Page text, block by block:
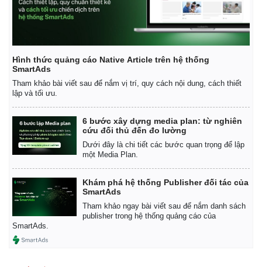
Hình thức quảng cáo Native Article trên hệ thống
SmartAds
Tham khảo bài viết sau để nắm vị trí, quy cách nội dung, cách thiết
lập và tối ưu.
6 bước xây dựng media plan: từ nghiên
cứu đối thủ đến đo lường
Dưới đây là chi tiết các bước quan trọng để lập
một Media Plan.
Khám phá hệ thống Publisher đối tác của
SmartAds
Tham khảo ngay bài viết sau để nắm danh sách
publisher trong hệ thống quảng cáo của
SmartAds.